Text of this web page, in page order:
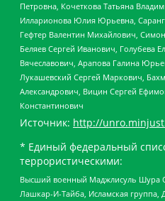
Петровна, Кочеткова Татьяна
Илларионова Юлия Юрьевна,
Гефтер Валентин Михайлович,
Беляев Сергей Иванович, Голубева
Вячеславович, Арапова Галина
Лукашевский Сергей Маркович,
Александрович, Вицин Сергей
Константинович
Источник: http://
* Единый федеральный
террористическими:
Высший военный Маджлисуль Шура
Лашкар-И-Тайба, Исламская группа,